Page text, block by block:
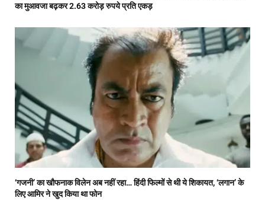
का मुआवजा बढ़कर 2.63 करोड़ रुपये प्रति एकड़
‘गजनी’ का खौफनाक विलेन अब नहीं रहा… हिंदी फिल्मों से थी ये शिकायत, ‘लगान’ के
लिए आमिर ने खुद किया था फोन